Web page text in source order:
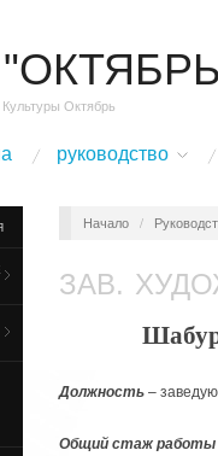
Октябрь
руководство
Начало /
ЗАВ.
Должность–
Общий стаж работы